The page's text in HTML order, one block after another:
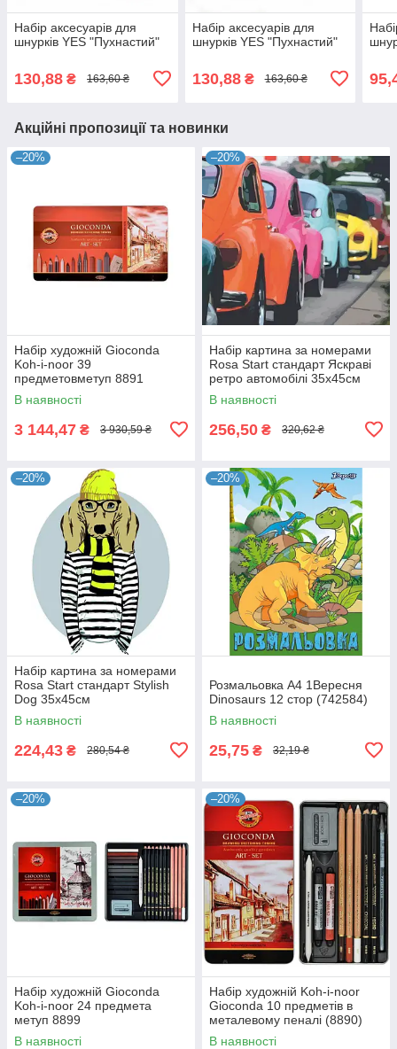
Набір аксесуарів для
шнурків YES "Пухнастий"
130,88 ₴ 163,60 ₴
Набір аксесуарів для
шнурків YES "Пухнастий"
130,88₴ 163,60 ₴
Акційні пропозиції та новинки
–20%
Набір художній Gioconda
Koh-i-noor 39
предметовметуп 8891
В наявності
3 144,47 ₴ 3 930,59 ₴
–20%
Набір картина за номерами
Rosa Start стандарт Яскраві
ретро автомобілі 35х45см
(4823098514121)
В наявності
256,50 ₴ 320,62 ₴
–20%
Набір картина за номерами
Rosa Start стандарт Stylish
Dog 35х45см
(4823098514244)
В наявності
224,43 ₴ 280,54 ₴
–20%
Розмальовка А4 1Вересня
Dinosaurs 12 стор (742584)
В наявності
25,75 ₴ 32,19 ₴
–20%
Набір художній Gioconda
Koh-i-noor 24 предмета
метуп 8899
В наявності
–20%
Набір художній Koh-i-noor
Gioconda 10 предметів в
металевому пеналі (8890)
В наявності